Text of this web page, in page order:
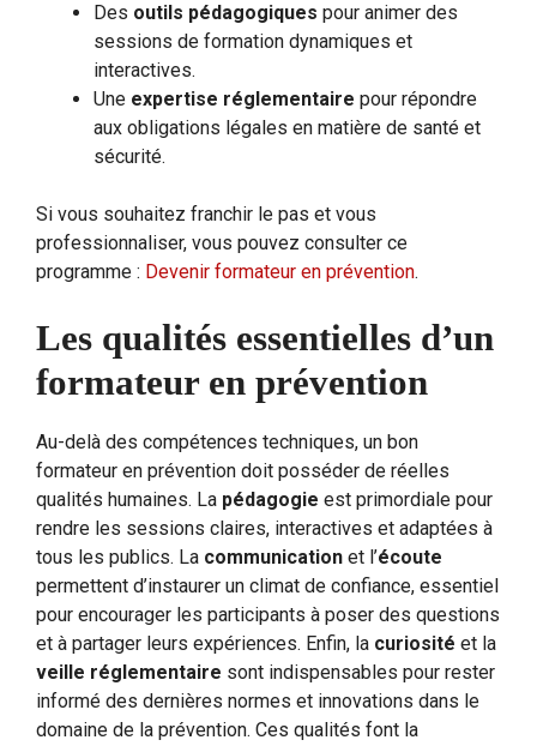
Des outils pédagogiques pour animer des
sessions de formation dynamiques et
interactives.
Une expertise réglementaire pour répondre
aux obligations légales en matière de santé et
sécurité.
Si vous souhaitez franchir le pas et vous
professionnaliser, vous pouvez consulter ce
programme : Devenir formateur en prévention.
Les qualités essentielles d’un
formateur en prévention
Au-delà des compétences techniques, un bon
formateur en prévention doit posséder de réelles
qualités humaines. La pédagogie est primordiale pour
rendre les sessions claires, interactives et adaptées à
tous les publics. La communication et l’écoute
permettent d’instaurer un climat de confiance, essentiel
pour encourager les participants à poser des questions
et à partager leurs expériences. Enfin, la curiosité et la
veille réglementaire sont indispensables pour rester
informé des dernières normes et innovations dans le
domaine de la prévention. Ces qualités font la